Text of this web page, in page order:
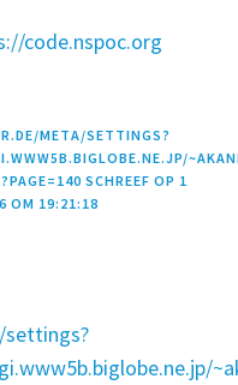
code.nspoc.org
META/SETTINGS?
SCHREEF OP 1
OM 19:21:18